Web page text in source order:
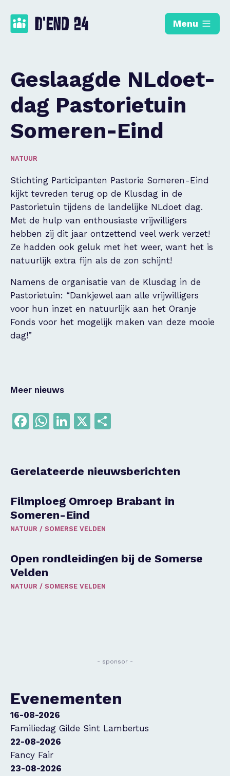
Menu
Geslaagde NLdoet-
dag Pastorietuin
Someren-Eind
NATUUR
Stichting Participanten Pastorie Someren-Eind
kijkt tevreden terug op de Klusdag in de
Pastorietuin tijdens de landelijke NLdoet dag.
Met de hulp van enthousiaste vrijwilligers
hebben zij dit jaar ontzettend veel werk verzet!
Ze hadden ook geluk met het weer, want het is
natuurlijk extra fijn als de zon schijnt!
Namens de organisatie van de Klusdag in de
Pastorietuin: “Dankjewel aan alle vrijwilligers
voor hun inzet en natuurlijk aan het Oranje
Fonds voor het mogelijk maken van deze mooie
dag!”
Meer nieuws
Facebook
WhatsApp
LinkedIn
X
Gerelateerde nieuwsberichten
Filmploeg Omroep Brabant in
Someren-Eind
NATUUR / SOMERSE VELDEN
Open rondleidingen bij de Somerse
Velden
NATUUR / SOMERSE VELDEN
- sponsor -
Evenementen
16-08-2026
Familiedag Gilde Sint Lambertus
22-08-2026
Fancy Fair
23-08-2026